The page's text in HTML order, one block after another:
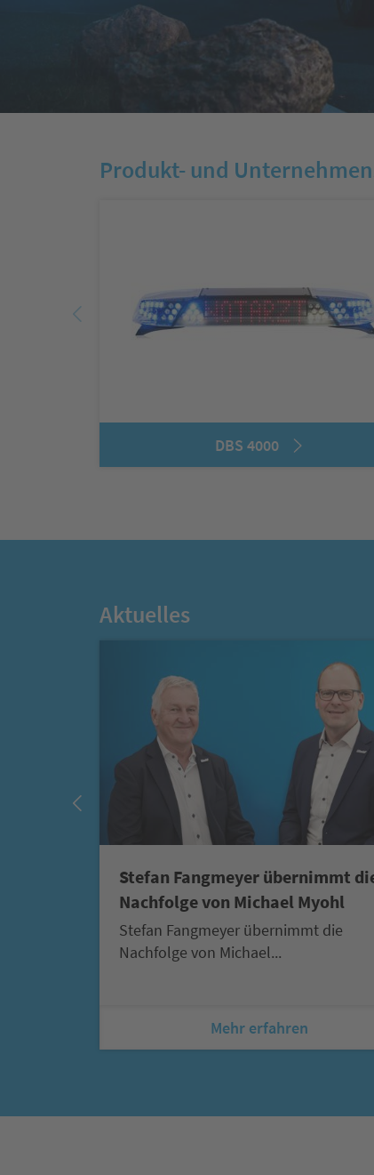
Weitere Informationen
Produkt- und
DBS 4000
Aktuelles
Stefan Fangmeyer übernimmt
Nachfolge von Michael Myohl
Stefan Fangmeyer übernimmt die
Nachfolge von Michael...
Mehr erfahren